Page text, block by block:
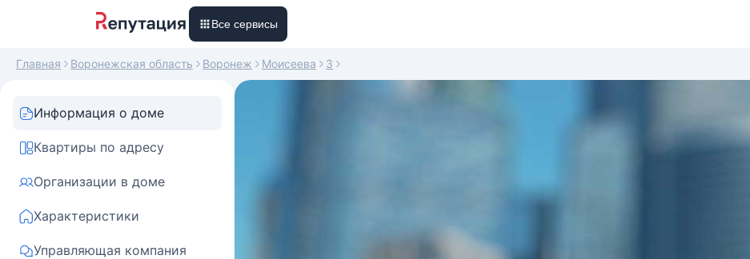
Все сервисы
Главная Воронежская область Воронеж Моисеева 3
Информация о доме
Квартиры по адресу
Организации в доме
Характеристики
Управляющая компания